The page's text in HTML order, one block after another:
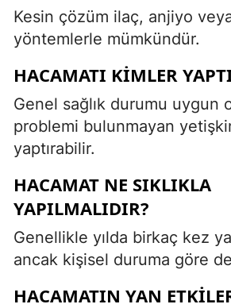
Kesin çözüm ilaç, anjiyo
yöntemlerle mümkündür.
HACAMATI KIMLER
Genel sağlık durumu uygun
problemi bulunmayan
yaptırabilir.
HACAMAT NE SIKLIKLA
YAPILMALIDIR?
Genellikle yılda birkaç kez
ancak kişisel duruma göre
HACAMATIN YAN